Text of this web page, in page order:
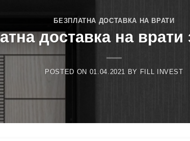
БЕЗПЛАТНА ДОСТАВКА НА ВРАТИ
доставка на
POSTED ON 01.04.2021 BY FILL INVEST